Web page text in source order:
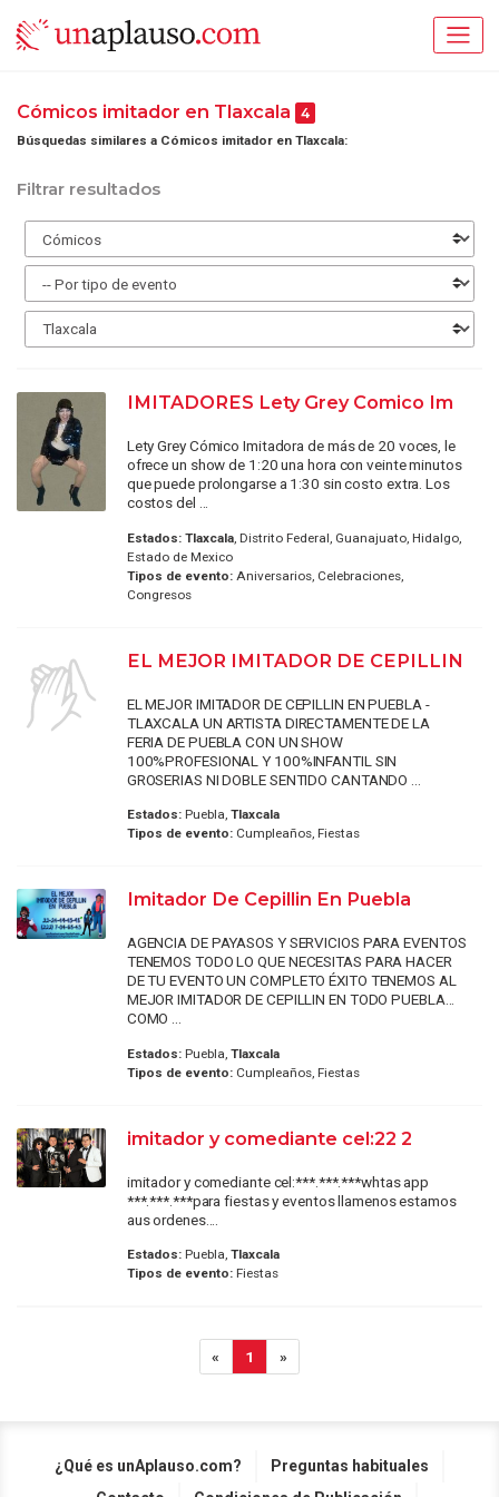
Cómicos imitador en Tlaxcala 4
Búsquedas similares a Cómicos imitador en Tlaxcala:
Filtrar resultados
IMITADORES Lety Grey Comico Im
Lety Grey Cómico Imitadora de más de 20 voces, le
ofrece un show de 1:20 una hora con veinte minutos
que puede prolongarse a 1:30 sin costo extra. Los
costos del ...
Estados: Tlaxcala, Distrito Federal, Guanajuato, Hidalgo,
Estado de Mexico
Tipos de evento:Aniversarios, Celebraciones,
Congresos
EL MEJOR IMITADOR DE CEPILLIN
EL MEJOR IMITADOR DE CEPILLIN EN PUEBLA -
TLAXCALA UN ARTISTA DIRECTAMENTE DE LA
FERIA DE PUEBLA CON UN SHOW
100%PROFESIONAL Y 100%INFANTIL SIN
GROSERIAS NI DOBLE SENTIDO CANTANDO ...
Estados:Puebla, Tlaxcala
Tipos de evento:Cumpleaños, Fiestas
Imitador De Cepillin En Puebla
AGENCIA DE PAYASOS Y SERVICIOS PARA EVENTOS
TENEMOS TODO LO QUE NECESITAS PARA HACER
DE TU EVENTO UN COMPLETO ÉXITO TENEMOS AL
MEJOR IMITADOR DE CEPILLIN EN TODO PUEBLA...
COMO ...
Estados:Puebla, Tlaxcala
Tipos de evento:Cumpleaños, Fiestas
imitador y comediante cel:22 2
imitador y comediante cel:***.***.***whtas app
***.***.***para fiestas y eventos llamenos estamos
aus ordenes....
Estados:Puebla, Tlaxcala
Tipos de evento:Fiestas
« 1 »
¿Qué es unAplauso.com?
Preguntas habituales